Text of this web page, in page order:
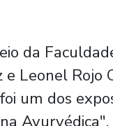
da
Leonel Rojo
um dos